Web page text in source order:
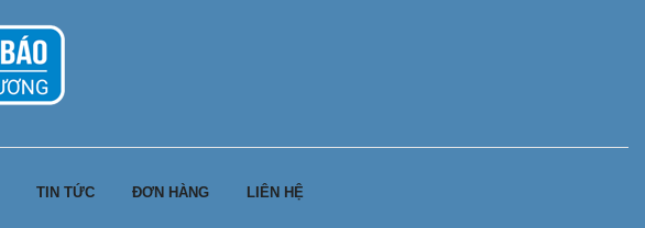
TIN TỨC ĐƠN HÀNG LIÊN HỆ